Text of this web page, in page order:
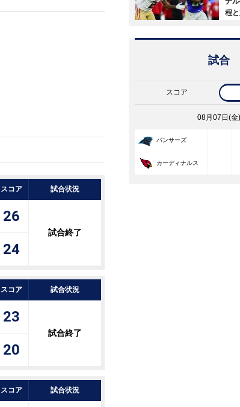
スコア 試合状況
26
試合終了
24
スコア 試合状況
23
試合終了
20
スコア 試合状況
程
試合
スコア
08月07日(金)
パンサーズ
カーディナルス